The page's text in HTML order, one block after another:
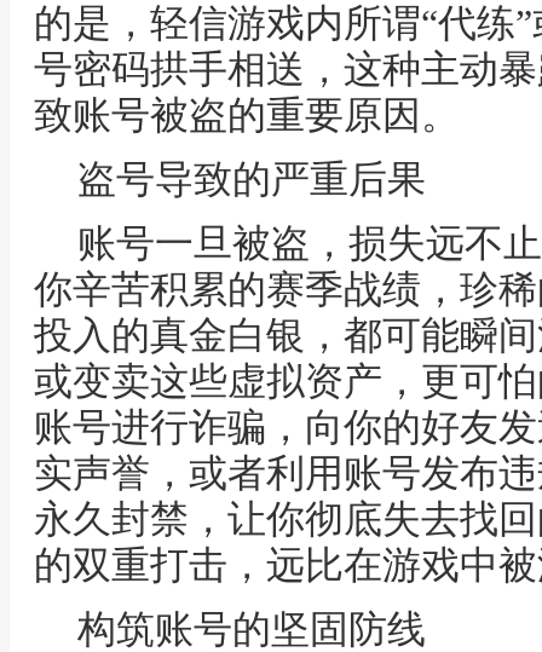
的是，轻信游戏内所谓“代练
号密码拱手相送，这种主动
致账号被盗的重要原因。
盗号导致的严重后果
账号一旦被盗，损失远不
你辛苦积累的赛季战绩，珍
投入的真金白银，都可能瞬
或变卖这些虚拟资产，更可
账号进行诈骗，向你的好友
实声誉，或者利用账号发布
永久封禁，让你彻底失去找
的双重打击，远比在游戏中
构筑账号的坚固防线